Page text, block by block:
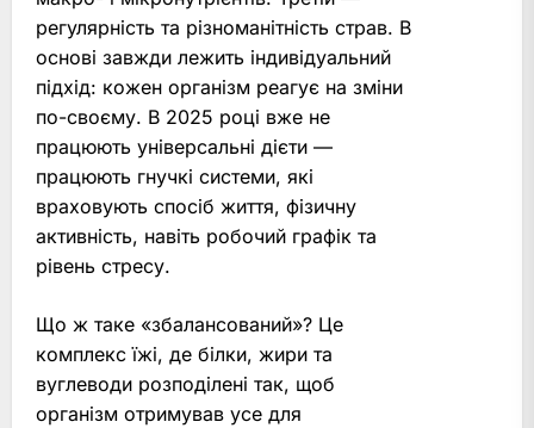
регулярність та різноманітність страв. В
основі завжди лежить індивідуальний
підхід: кожен організм реагує на зміни
по-своєму. В 2025 році вже не
працюють універсальні дієти —
працюють гнучкі системи, які
враховують спосіб життя, фізичну
активність, навіть робочий графік та
рівень стресу.
Що ж таке «збалансований»? Це
комплекс їжі, де білки, жири та
вуглеводи розподілені так, щоб
організм отримував усе для